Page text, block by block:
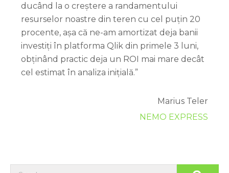
ducând la o creștere a randamentului
resurselor noastre din teren cu cel puțin 20
procente, așa că ne-am amortizat deja banii
investiți în platforma Qlik din primele 3 luni,
obținând practic deja un ROI mai mare decât
cel estimat în analiza inițială.”
Marius Teler
NEMO EXPRESS